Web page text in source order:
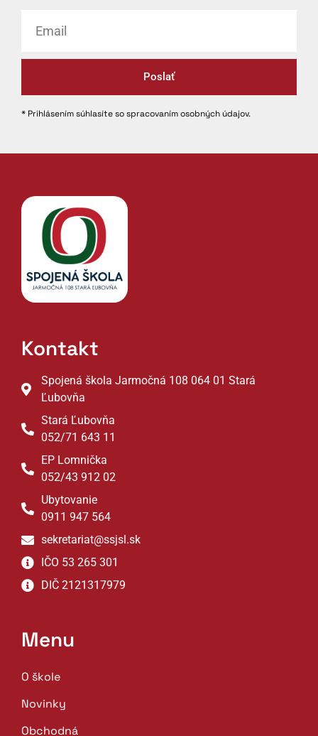
Poslať
* Prihlásením súhlasíte so spracovaním osobných údajov.
Kontakt
Spojená škola Jarmočná 108 064 01 Stará
Ľubovňa
Stará Ľubovňa
052/71 643 11
EP Lomnička
052/43 912 02
Ubytovanie
0911 947 564
sekretariat@ssjsl.sk
IČO 53 265 301
DIČ 2121317979
Menu
O škole
Novinky
Obchodná